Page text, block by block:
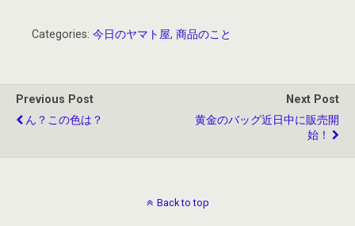
Categories: 今日のヤマト屋, 商品のこと
Previous Post
ん？この色は？
Next Post
黄金のバッグ近日中に販売開
始！
Back to top